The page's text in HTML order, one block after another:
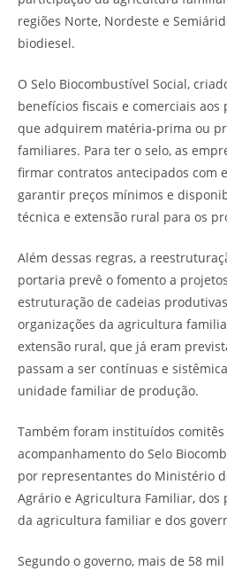
regiões Norte, Nordeste e
biodiesel.
O Selo Biocombustível Social,
benefícios fiscais e comerciais
que adquirem matéria-prima ou
familiares. Para ter o selo, as
firmar contratos antecipados com
garantir preços mínimos e
técnica e extensão rural para os
Além dessas regras, a
portaria prevê o fomento a
estruturação de cadeias
organizações da agricultura
extensão rural, que já eram
passam a ser contínuas e
unidade familiar de produção.
Também foram instituídos
acompanhamento do Selo
por representantes do Ministério
Agrário e Agricultura Familiar,
da agricultura familiar e dos
Segundo o governo, mais de 58